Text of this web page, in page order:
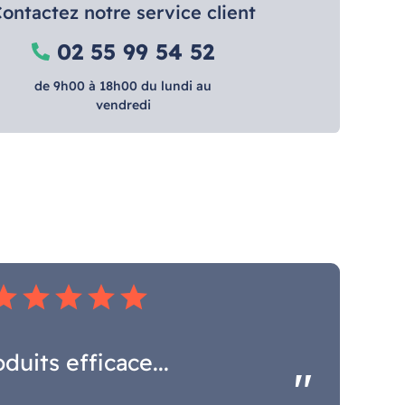
notre service client
02 55 99 54 52
de 9h00 à 18h00 du lundi au
vendredi
starstarstarstar
efficace...